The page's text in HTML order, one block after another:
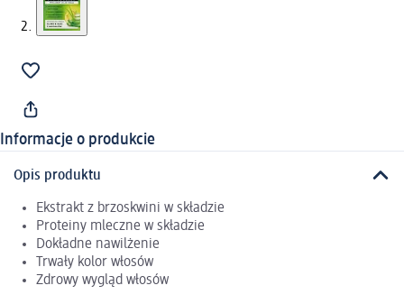
Informacje o produkcie
Opis produktu
Ekstrakt z brzoskwini w składzie
Proteiny mleczne w składzie
Dokładne nawilżenie
Trwały kolor włosów
Zdrowy wygląd włosów